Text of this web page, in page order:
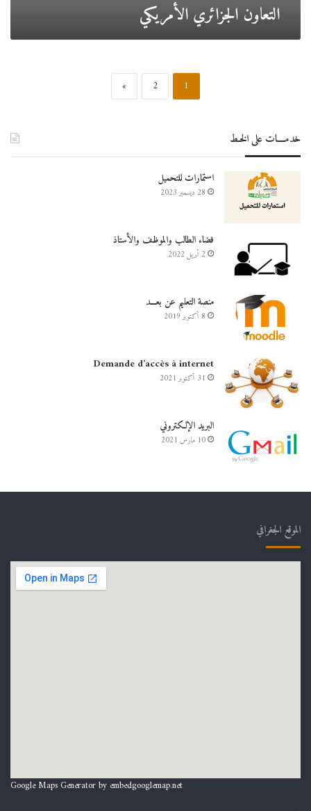
التعاون الجزائري الأمريكي
1
2
»
خدمــــات على الخـط
استمارات للتحميل
28 ديسمبر 2023
فضاء الطالب والموظف والأستاذ
2 أبريل 2022
منصة التعليم عن بعـــد
8 أكتوبر 2019
Demande d’accès à internet
31 أكتوبر 2021
البريد الإلكتروني
10 مارس 2021
الموقع الجغرافي
Google Maps Generator by embedgooglemap.net